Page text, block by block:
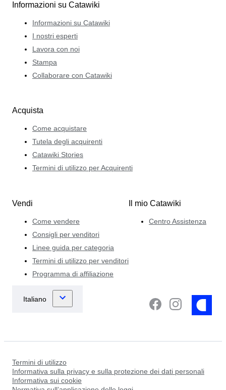
Informazioni su Catawiki
Informazioni su Catawiki
I nostri esperti
Lavora con noi
Stampa
Collaborare con Catawiki
Acquista
Come acquistare
Tutela degli acquirenti
Catawiki Stories
Termini di utilizzo per Acquirenti
Vendi
Come vendere
Consigli per venditori
Linee guida per categoria
Termini di utilizzo per venditori
Programma di affiliazione
Il mio Catawiki
Centro Assistenza
Termini di utilizzo
Informativa sulla privacy e sulla protezione dei dati personali
Informativa sui cookie